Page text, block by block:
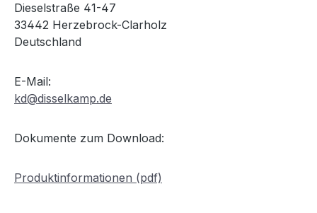
Dieselstraße 41-47
33442 Herzebrock-Clarholz
Deutschland
E-Mail:
kd@disselkamp.de
Dokumente zum Download:
Produktinformationen (pdf)